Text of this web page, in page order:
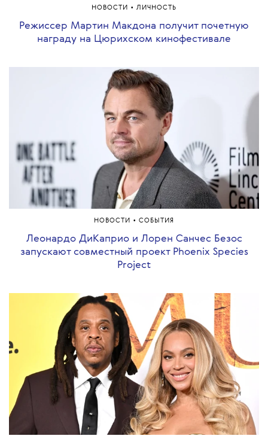
НОВОСТИ • ЛИЧНОСТЬ
Режиссер Мартин Макдона получит почетную
награду на Цюрихском кинофестивале
НОВОСТИ • СОБЫТИЯ
Леонардо ДиКаприо и Лорен Санчес Безос
запускают совместный проект Phoenix Species
Project